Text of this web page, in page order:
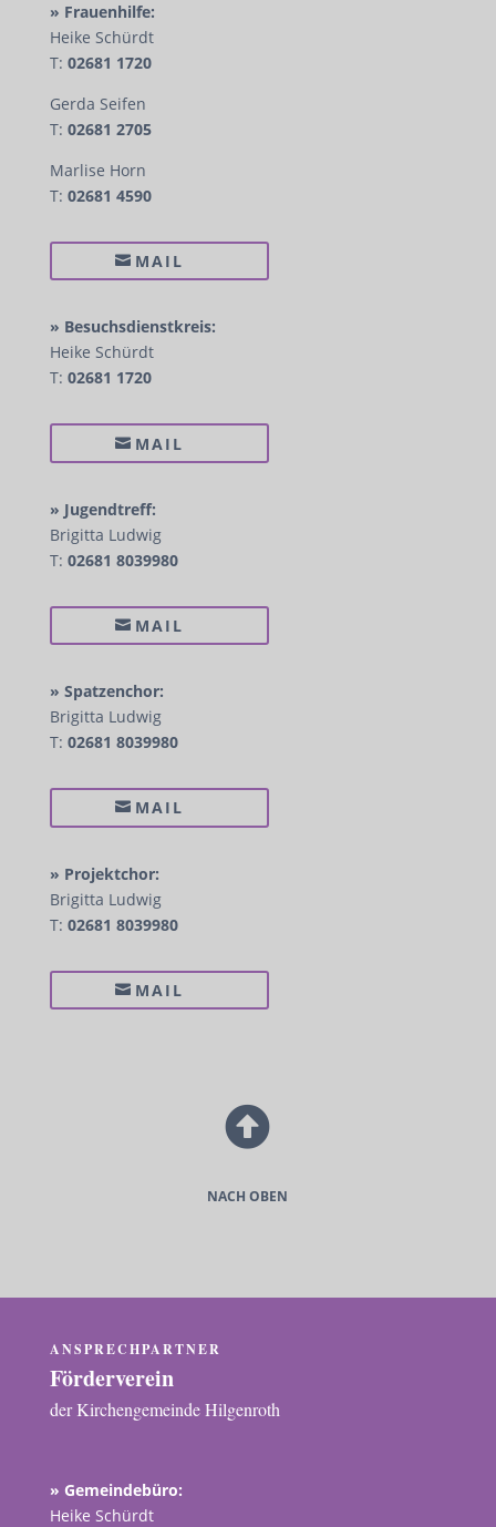
» Frauenhilfe:
Heike Schürdt
T: 02681 1720
Gerda Seifen
T: 02681 2705
Marlise Horn
T: 02681 4590
MAIL
» Besuchsdienstkreis:
Heike Schürdt
T: 02681 1720
MAIL
» Jugendtreff:
Brigitta Ludwig
T: 02681 8039980
MAIL
» Spatzenchor:
Brigitta Ludwig
T: 02681 8039980
MAIL
» Projektchor:
Brigitta Ludwig
T: 02681 8039980
MAIL

NACH OBEN
ANSPRECHPARTNER
Förderverein
der Kirchengemeinde Hilgenroth
» Gemeindebüro:
Heike Schürdt